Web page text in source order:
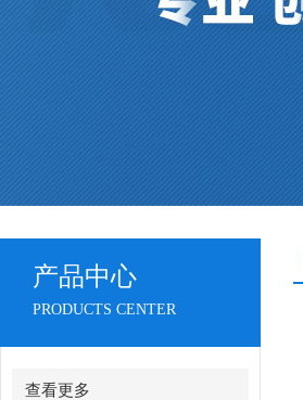
产品中心
PRODUCTS CENTER
查看更多